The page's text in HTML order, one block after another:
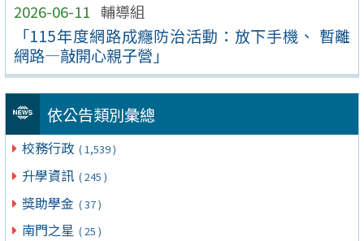
2026-06-11 輔導組
「115年度網路成癮防治活動：放下手機、 暫離
網路—敲開心親子營」
依公告類別彙總
校務行政 ( 1,539 )
升學資訊 ( 245 )
獎助學金 ( 37 )
南門之星 ( 25 )